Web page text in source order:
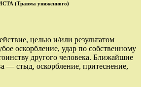
(Травма униженного)
целью и/или результатом
оскорбление, удар по собственному
другого человека. Ближайшие
— стыд, оскорбление, притеснение,